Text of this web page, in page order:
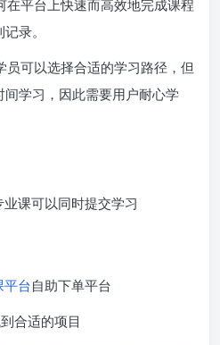
在平台上快速而高效地完成课程
录。
员可以选择合适的学习路径，但
学习，因此需要用户耐心学
课可以同时提交学习
平台自助下单平台
合适的项目